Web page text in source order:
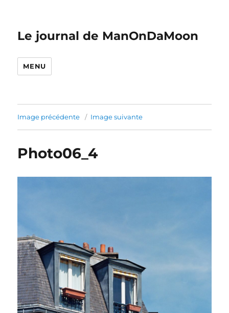
Le journal de ManOnDaMoon
MENU
Image précédente Image suivante
Photo06_4